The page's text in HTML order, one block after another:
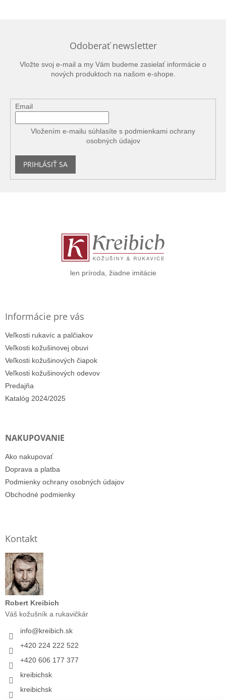
Odoberať newsletter
Vložte svoj e-mail a my Vám budeme zasielať informácie o
nových produktoch na našom e-shope.
Email
Vložením e-mailu súhlasíte s podmienkami ochrany
osobných údajov
PRIHLÁSIŤ SA
len príroda, žiadne imitácie
Informácie pre vás
Veľkosti rukavíc a palčiakov
Veľkosti kožušinovej obuvi
Veľkosti kožušinových čiapok
Veľkosti kožušinových odevov
Predajňa
Katalóg 2024/2025
NAKUPOVANIE
Ako nakupovať
Doprava a platba
Podmienky ochrany osobných údajov
Obchodné podmienky
Kontakt
Robert Kreibich
Váš kožušník a rukavičkár
info@kreibich.sk
+420 224 222 522
+420 606 177 377
kreibichsk
kreibichsk